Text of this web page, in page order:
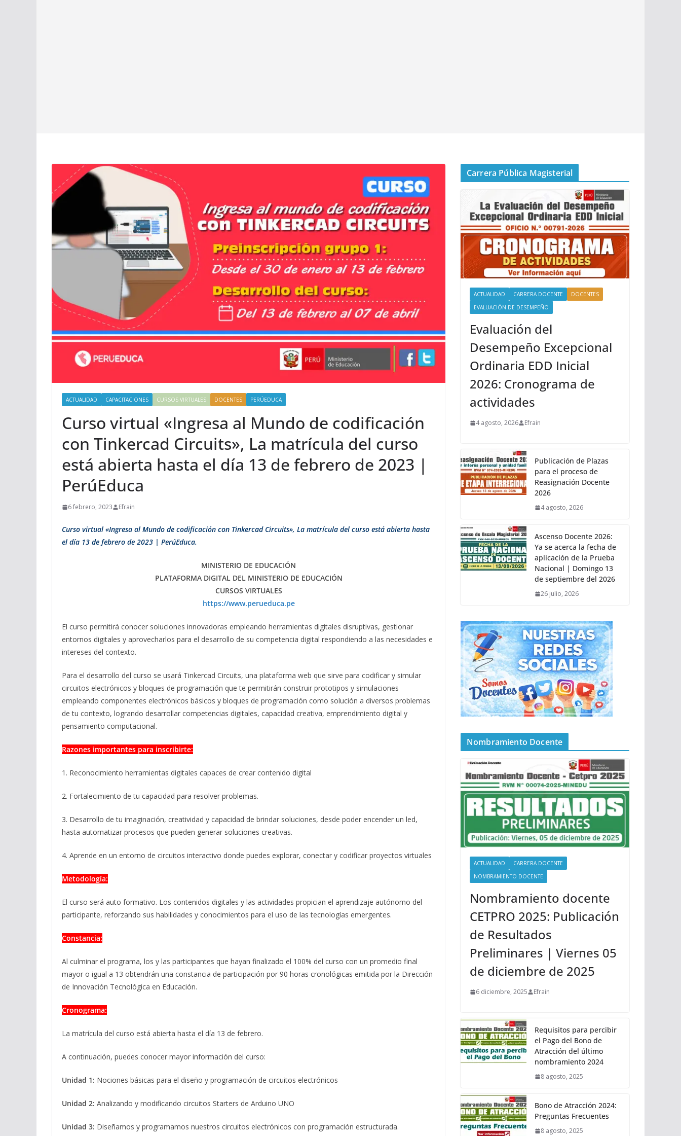
ACTUALIDAD CAPACITACIONES CURSOS VIRTUALES DOCENTES PERÚEDUCA
Curso virtual «Ingresa al Mundo de codificación
con Tinkercad Circuits», La matrícula del curso
está abierta hasta el día 13 de febrero de 2023 |
PerúEduca
6 febrero, 2023 Efrain
Curso virtual «Ingresa al Mundo de codificación con Tinkercad Circuits», La matrícula del curso está abierta hasta
el día 13 de febrero de 2023 | PerúEduca.
MINISTERIO DE EDUCACIÓN
PLATAFORMA DIGITAL DEL MINISTERIO DE EDUCACIÓN
CURSOS VIRTUALES
https://www.perueduca.pe
El curso permitirá conocer soluciones innovadoras empleando herramientas digitales disruptivas, gestionar
entornos digitales y aprovecharlos para el desarrollo de su competencia digital respondiendo a las necesidades e
intereses del contexto.
Para el desarrollo del curso se usará Tinkercad Circuits, una plataforma web que sirve para codificar y simular
circuitos electrónicos y bloques de programación que te permitirán construir prototipos y simulaciones
empleando componentes electrónicos básicos y bloques de programación como solución a diversos problemas
de tu contexto, logrando desarrollar competencias digitales, capacidad creativa, emprendimiento digital y
pensamiento computacional.
Razones importantes para inscribirte:
1. Reconocimiento herramientas digitales capaces de crear contenido digital
2. Fortalecimiento de tu capacidad para resolver problemas.
3. Desarrollo de tu imaginación, creatividad y capacidad de brindar soluciones, desde poder encender un led,
hasta automatizar procesos que pueden generar soluciones creativas.
4. Aprende en un entorno de circuitos interactivo donde puedes explorar, conectar y codificar proyectos virtuales
Metodología:
El curso será auto formativo. Los contenidos digitales y las actividades propician el aprendizaje autónomo del
participante, reforzando sus habilidades y conocimientos para el uso de las tecnologías emergentes.
Constancia:
Al culminar el programa, los y las participantes que hayan finalizado el 100% del curso con un promedio final
mayor o igual a 13 obtendrán una constancia de participación por 90 horas cronológicas emitida por la Dirección
de Innovación Tecnológica en Educación.
Cronograma:
La matrícula del curso está abierta hasta el día 13 de febrero.
A continuación, puedes conocer mayor información del curso:
Unidad 1: Nociones básicas para el diseño y programación de circuitos electrónicos
Unidad 2: Analizando y modificando circuitos Starters de Arduino UNO
Unidad 3: Diseñamos y programamos nuestros circuitos electrónicos con programación estructurada.
Carrera Pública Magisterial
ACTUALIDAD CARRERA DOCENTE
DOCENTES
EVALUACIÓN DE DESEMPEÑO
Evaluación del
Desempeño Excepcional
Ordinaria EDD Inicial
2026: Cronograma de
actividades
4 agosto, 2026 Efrain
Publicación de Plazas
para el proceso de
Reasignación Docente
2026
4 agosto, 2026
Ascenso Docente 2026:
Ya se acerca la fecha de
aplicación de la Prueba
Nacional | Domingo 13
de septiembre del 2026
26 julio, 2026
Nombramiento Docente
ACTUALIDAD
CARRERA DOCENTE
NOMBRAMIENTO DOCENTE
Nombramiento docente
CETPRO 2025: Publicación
de Resultados
Preliminares | Viernes 05
de diciembre de 2025
6 diciembre, 2025 Efrain
Requisitos para percibir
el Pago del Bono de
Atracción del último
nombramiento 2024
8 agosto, 2025
Bono de Atracción 2024:
Preguntas Frecuentes
8 agosto, 2025